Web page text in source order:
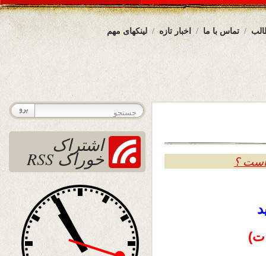
لینکهای مهم اخبار تازه تماس با ما
است ؟
اشتراک
خوراک RSS